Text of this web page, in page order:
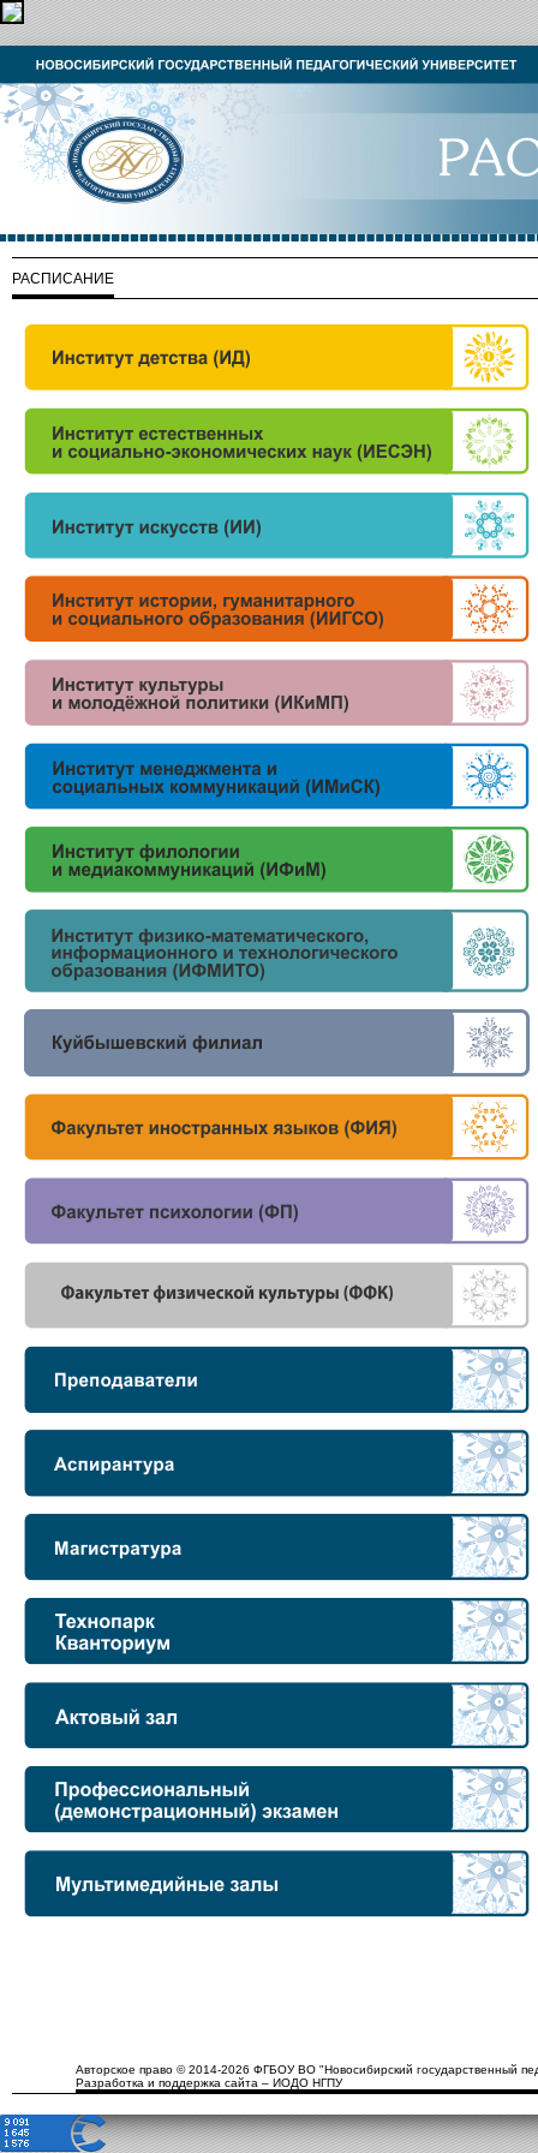
РАСПИСАНИЕ
Авторское право © 2014-2026 ФГБОУ ВО "Новосибирский государственный
Разработка и поддержка сайта – ИОДО НГПУ